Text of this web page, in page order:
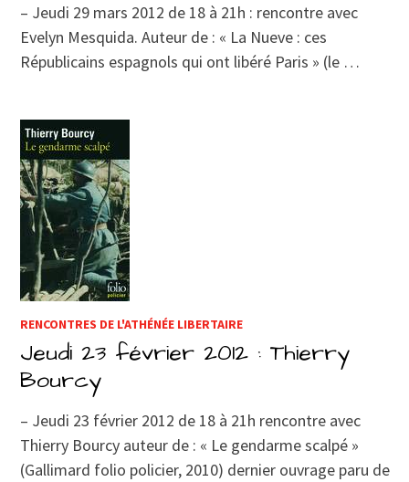
– Jeudi 29 mars 2012 de 18 à 21h : rencontre avec
Evelyn Mesquida. Auteur de : « La Nueve : ces
Républicains espagnols qui ont libéré Paris » (le …
RENCONTRES DE L'ATHÉNÉE LIBERTAIRE
Jeudi 23 février 2012 : Thierry
Bourcy
– Jeudi 23 février 2012 de 18 à 21h rencontre avec
Thierry Bourcy auteur de : « Le gendarme scalpé »
(Gallimard folio policier, 2010) dernier ouvrage paru de